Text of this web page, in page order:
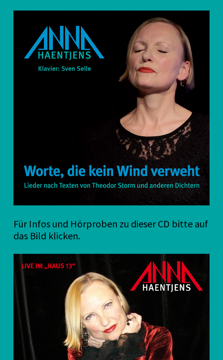
Für Infos und Hörproben zu dieser CD bitte auf
das Bild klicken.